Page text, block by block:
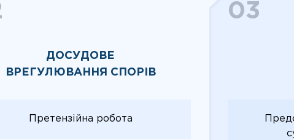
ДОСУДОВЕ
ВРЕГУЛЮВАННЯ СПОРІВ
Претензійна робота
03